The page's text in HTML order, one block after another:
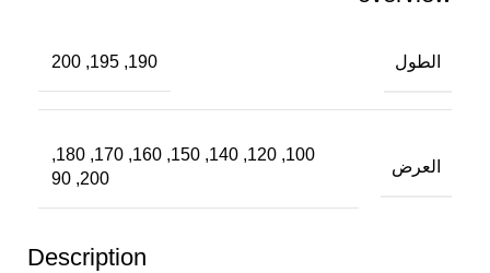
Description
الطول 190, 195, 200
العرض
100, 120, 140, 150, 160, 170, 180,
200, 90